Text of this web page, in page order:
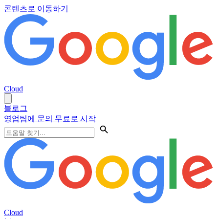
콘텐츠로 이동하기
Cloud
블로그
영업팀에 문의 무료로 시작
Cloud